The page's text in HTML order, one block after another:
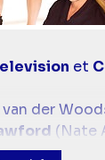
et
der
(Nate
Rutherford